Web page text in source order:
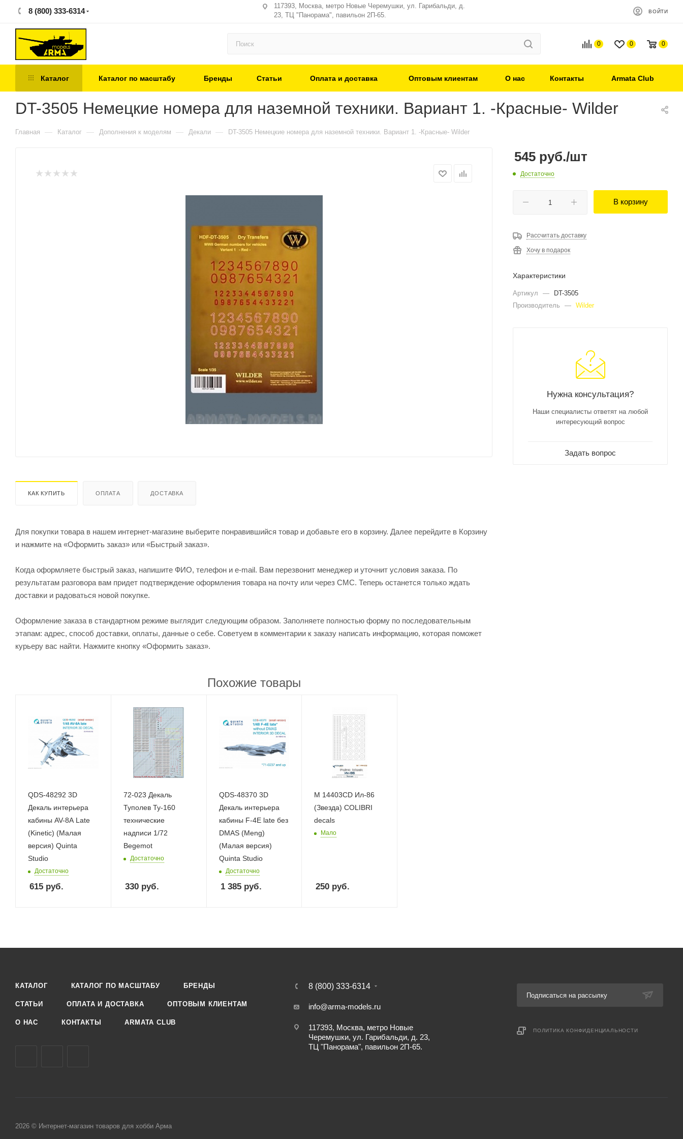
8 (800) 333-6314
117393, Москва, метро Новые Черемушки, ул. Гарибальди, д.
23, ТЦ "Панорама", павильон 2П-65.
ВОЙТИ
0 0 0
Каталог Каталог по масштабу Бренды Статьи Оплата и доставка Оптовым клиентам О нас Контакты Armata Club
DT-3505 Немецкие номера для наземной техники. Вариант 1. -Красные- Wilder
Главная — Каталог — Дополнения к моделям — Декали — DT-3505 Немецкие номера для наземной техники. Вариант 1. -Красные- Wilder
КАК КУПИТЬ ОПЛАТА ДОСТАВКА
Для покупки товара в нашем интернет-магазине выберите понравившийся товар и добавьте его в корзину. Далее перейдите в Корзину
и нажмите на «Оформить заказ» или «Быстрый заказ».
Когда оформляете быстрый заказ, напишите ФИО, телефон и e-mail. Вам перезвонит менеджер и уточнит условия заказа. По
результатам разговора вам придет подтверждение оформления товара на почту или через СМС. Теперь останется только ждать
доставки и радоваться новой покупке.
Оформление заказа в стандартном режиме выглядит следующим образом. Заполняете полностью форму по последовательным
этапам: адрес, способ доставки, оплаты, данные о себе. Советуем в комментарии к заказу написать информацию, которая поможет
курьеру вас найти. Нажмите кнопку «Оформить заказ».
Похожие товары
QDS-48292 3D
Декаль интерьера
кабины AV-8A Late
(Kinetic) (Малая
версия) Quinta
Studio
Достаточно
615 руб.
72-023 Декаль
Туполев Ту-160
технические
надписи 1/72
Begemot
Достаточно
330руб.
QDS-48370 3D
Декаль интерьера
кабины F-4E late без
DMAS (Meng)
(Малая версия)
Quinta Studio
Достаточно
1 385руб.
M 14403CD Ил-86
(Звезда) COLIBRI
decals
Мало
250 руб.
545 руб./шт
Достаточно
В корзину
Рассчитать доставку
Хочу в подарок
Характеристики
Артикул —
DT-3505
Производитель
— Wilder
Нужна консультация?
Наши специалисты ответят на любой
интересующий вопрос
Задать вопрос
КАТАЛОГ КАТАЛОГ ПО МАСШТАБУ БРЕНДЫ
СТАТЬИ ОПЛАТА И ДОСТАВКА ОПТОВЫМ КЛИЕНТАМ
О НАС КОНТАКТЫ ARMATA CLUB
8 (800) 333-6314
info@arma-models.ru
117393, Москва, метро Новые
Черемушки, ул. Гарибальди, д. 23,
ТЦ "Панорама", павильон 2П-65.
Подписаться на рассылку
ПОЛИТИКА КОНФИДЕНЦИАЛЬНОСТИ
2026 © Интернет-магазин товаров для хобби Арма